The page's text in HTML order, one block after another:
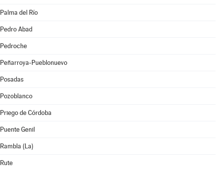
Palma del Río
Pedro Abad
Pedroche
Peñarroya-Pueblonuevo
Posadas
Pozoblanco
Priego de Córdoba
Puente Genil
Rambla (La)
Rute